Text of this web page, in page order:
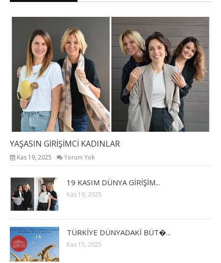
YAŞASIN GİRİŞİMCİ KADINLAR
Kas 19, 2025 Yorum Yok
19 KASIM DÜNYA GİRİŞİM...
Kas 19, 2025
TÜRKİYE DÜNYADAKİ BÜT�...
Kas 15, 2025